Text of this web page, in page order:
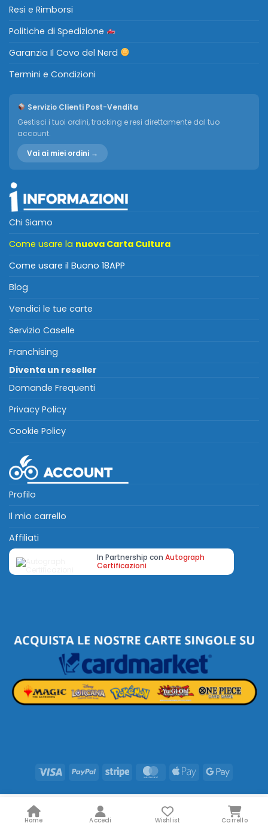
Resi e Rimborsi
Politiche di Spedizione
Garanzia Il Covo del Nerd
Termini e Condizioni
Servizio Clienti Post-Vendita
Gestisci i tuoi ordini, tracking e resi direttamente dal tuo
account.
Vai ai miei ordini →
Chi Siamo
Come usare la nuova Carta Cultura
Come usare il Buono 18APP
Blog
Vendici le tue carte
Servizio Caselle
Franchising
Diventa un reseller
Domande Frequenti
Privacy Policy
Cookie Policy
Profilo
Il mio carrello
Affiliati
In Partnership con Autograph
Certificazioni
Visa PayPal Stripe MasterCard
Apple
Google
Home Accedi Wishlist Carrello